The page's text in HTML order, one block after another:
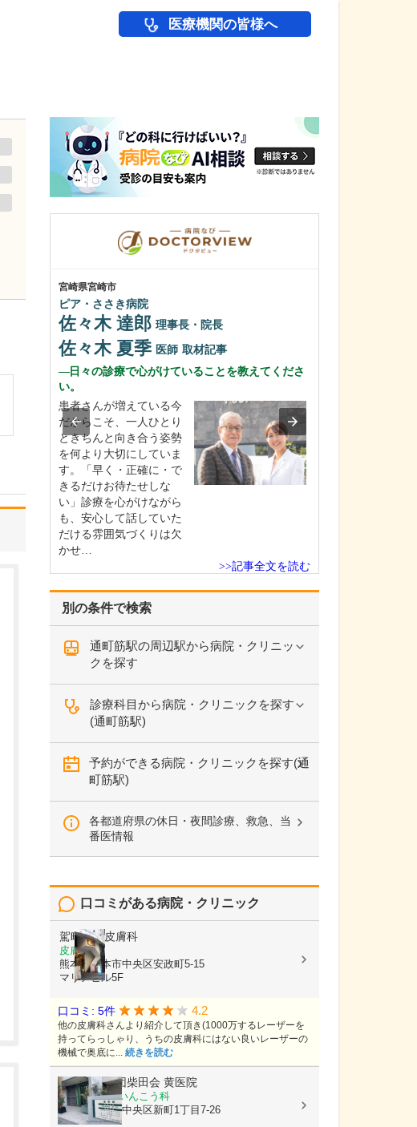
医療機関の皆様へ
別の条件で検索
通町筋駅の周辺駅から病院・クリニッ
クを探す
診療科目から病院・クリニックを探す
(通町筋駅)
予約ができる病院・クリニックを探す(通
町筋駅)
各都道府県の休日・夜間診療、救急、当
番医情報
口コミがある病院・クリニック
駕町太田皮膚科
皮膚科
熊本県熊本市中央区安政町5-15
マリアビル5F
口コミ: 5件 4.2
他の皮膚科さんより紹介して頂き(1000万するレーザーを
持ってらっしゃり、うちの皮膚科にはない良いレーザーの
機械で奥底に... 続きを読む
医療法人社団柴田会 黄医院
皮膚科, 耳鼻いんこう科
熊本県熊本市中央区新町1丁目7-26
宮崎県宮崎市
ピア・ささき病院
佐々木 達郎 理事長・院長
佐々木 夏季 医師 取材記事
日々の診療で心がけていることを教えてくださ
い。
患者さんが増えている今
だからこそ、一人ひとり
ときちんと向き合う姿勢
を何より大切にしていま
す。「早く・正確に・で
きるだけお待たせしな
い」診療を心がけながら
も、安心して話していた
だける雰囲気づくりは欠
かせ…
>>記事全文を読む